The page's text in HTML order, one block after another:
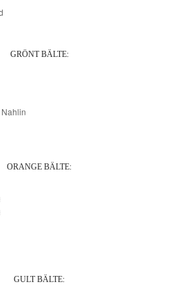
GRÖNT BÄLTE:
ORANGE BÄLTE:
GULT BÄLTE: